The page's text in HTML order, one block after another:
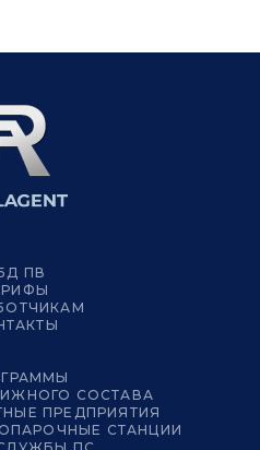
ПВ
СОСТАВА
ПРЕДПРИЯТИЯ
СТАНЦИИ